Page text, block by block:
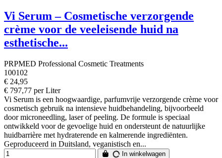
Vi Serum – Cosmetische verzorgende
crème voor de veeleisende huid na
esthetische...
PRPMED Professional Cosmetic Treatments
100102
€ 24,95
€ 797,77 per Liter
Vi Serum is een hoogwaardige, parfumvrije verzorgende crème voor
cosmetisch gebruik na intensieve huidbehandeling, bijvoorbeeld
door microneedling, laser of peeling. De formule is speciaal
ontwikkeld voor de gevoelige huid en ondersteunt de natuurlijke
huidbarrière met hydraterende en kalmerende ingrediënten.
Geproduceerd in Duitsland, veganistisch en...
In winkelwagen